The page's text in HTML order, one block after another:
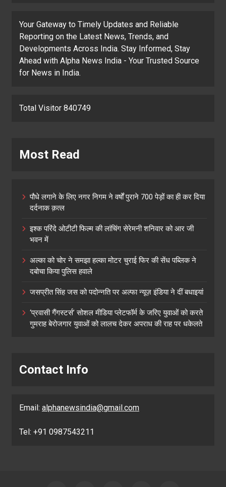
Your Gateway to Timely Updates and Reliable
Reporting on the Latest News, Trends, and
Developments Across India. Stay Informed, Stay
Ahead with Alpha News India - Your Trusted Source
for News in India.
Total Visitor 840749
Most Read
पौधे लगाने के लिए नगर निगम ने वर्षों पुराने 700 पेड़ों का ही कर दिया
दर्दनाक क़त्ल
इश्क परिंदे ओटीटी फिल्म की लांचिंग सेरेमनी शनिवार को आर जी
भवन में
अल्का को चोर ने समझा हल्का मोटर चुराई फिर की सेंध पब्लिक ने
दबोचा किया पुलिस हवाले
जसप्रीत सिंह जस को पदोन्नति पर अल्फा न्यूज़ इंडिया ने दीं बधाइयां
‘प्रवासी गैंगस्टर्स’ सोशल मीडिया प्लेटफॉर्म के जरिए युवाओं को करते
गुमराह बेरोजगार युवाओं को लालच देकर अपराध की राह पर धकेलते
Contact Info
Email: alphanewsindia@gmail.com
Tel: +91 0987543211